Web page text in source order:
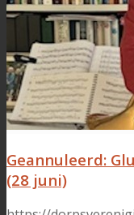
Geannuleerd:
(28 juni)